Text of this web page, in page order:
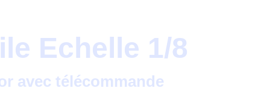
Echelle 1/8
avec télécommande